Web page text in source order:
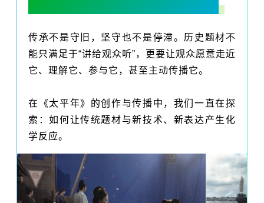
传承不是守旧，坚守也不是停滞。历史题材不
能只满足于“讲给观众听”，更要让观众愿意走近
它、理解它、参与它，甚至主动传播它。
在《太平年》的创作与传播中，我们一直在探
索：如何让传统题材与新技术、新表达产生化
学反应。